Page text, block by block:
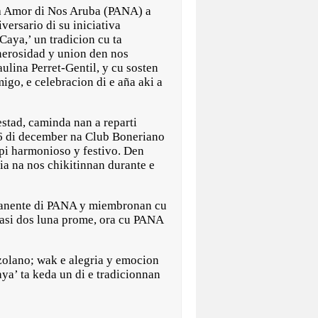
di Nos Aruba (PANA) a
di su iniciativa
un tradicion cu ta
y union den nos
Perret-Gentil, y cu sosten
e celebracion di e aña aki a
caminda nan a reparti
december na Club Boneriano
harmonioso y festivo. Den
na nos chikitinnan durante e
di PANA y miembronan cu
dos luna prome, ora cu PANA
wak e alegria y emocion
ta keda un di e tradicionnan